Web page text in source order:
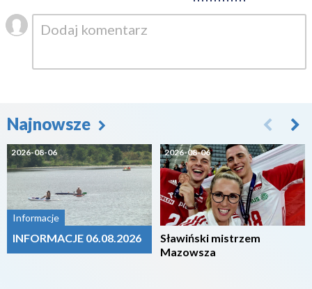
Najnowsze
2026-08-06
Informacje
INFORMACJE 06.08.2026
2026-08-06
Sławiński mistrzem
Mazowsza